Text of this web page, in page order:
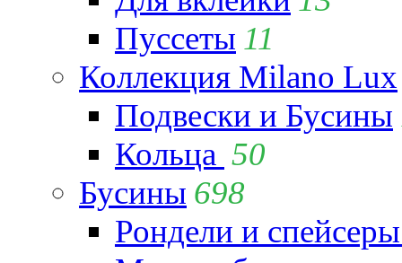
Пуссеты 11
Коллекция Milano Lux
Подвески и Бусины
Кольца 50
Бусины 698
Рондели и